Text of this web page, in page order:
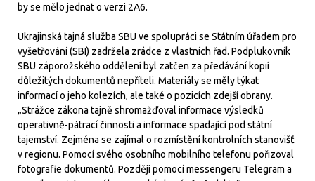
by se mělo jednat o verzi 2A6.
Ukrajinská tajná služba SBU ve spolupráci se Státním úřadem pro
vyšetřování (SBI) zadržela zrádce z vlastních řad. Podplukovník
SBU záporožského oddělení byl zatčen za předávání kopií
důležitých dokumentů nepříteli. Materiály se měly týkat
informací o jeho kolezích, ale také o pozicích zdejší obrany.
„Strážce zákona tajně shromažďoval informace výsledků
operativně-pátrací činnosti a informace spadající pod státní
tajemství. Zejména se zajímal o rozmístění kontrolních stanovišť
v regionu. Pomocí svého osobního mobilního telefonu pořizoval
fotografie dokumentů. Později pomocí messengeru Telegram a